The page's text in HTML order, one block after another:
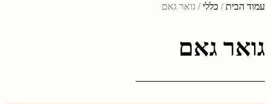
עמוד הבית/ כללי/ גואר גאם
גואר גאם